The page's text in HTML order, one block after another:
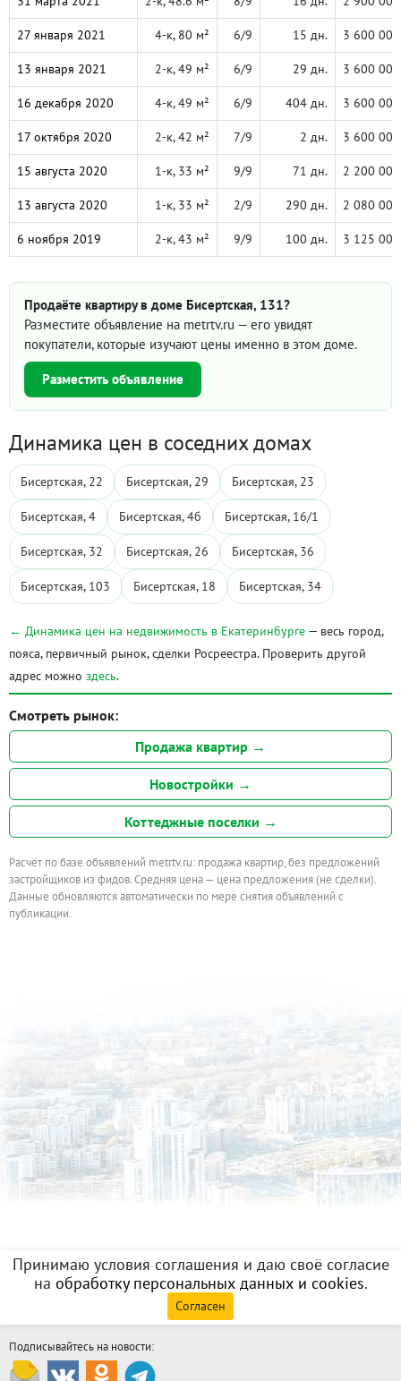
27 января 2021 4-к, 80 м² 6/9 15 дн. 3 600 000
13 января 2021 2-к, 49 м² 6/9 29 дн. 3 600 000
16 декабря 2020 4-к, 49 м² 6/9 404 дн. 3 600 000
17 октября 2020 2-к, 42 м² 7/9 2 дн. 3 600 000
15 августа 2020 1-к, 33 м² 9/9 71 дн. 2 200 000
13 августа 2020 1-к, 33 м² 2/9 290 дн. 2 080 000
6 ноября 2019 2-к, 43 м² 9/9 100 дн. 3 125 000
Продаёте квартиру в доме Бисертская, 131?
Разместите объявление на metrtv.ru — его увидят
покупатели, которые изучают цены именно в этом доме.
Разместить объявление
Динамика цен в соседних домах
Бисертская, 22 Бисертская, 29 Бисертская, 23
Бисертская, 4 Бисертская, 4б Бисертская, 16/1
Бисертская, 32 Бисертская, 26 Бисертская, 36
Бисертская, 103 Бисертская, 18 Бисертская, 34
← Динамика цен на недвижимость в Екатеринбурге — весь город,
пояса, первичный рынок, сделки Росреестра. Проверить другой
адрес можно здесь.
Смотреть рынок:
Продажа квартир →
Новостройки →
Коттеджные поселки →
Расчёт по базе объявлений metrtv.ru: продажа квартир, без предложений
застройщиков из фидов. Средняя цена — цена предложения (не сделки).
Данные обновляются автоматически по мере снятия объявлений с
публикации.
Принимаю условия соглашения и даю своё согласие
на обработку персональных данных и cookies.
Согласен
Подписывайтесь на новости: